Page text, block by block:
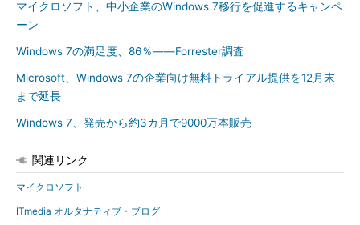
マイクロソフト、中小企業のWindows 7移行を促進するキャンペ
ーン
Windows 7の満足度、86％――Forrester調査
Microsoft、Windows 7の企業向け無料トライアル提供を12月末
まで延長
Windows 7、発売から約3カ月で9000万本販売
関連リンク
マイクロソフト
ITmedia オルタナティブ・ブログ